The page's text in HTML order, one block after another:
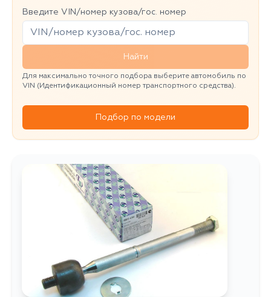
Введите VIN/номер кузова/гос. номер
Найти
Для максимально точного подбора выберите автомобиль по
VIN (Идентификационный номер транспортного средства).
Подбор по модели